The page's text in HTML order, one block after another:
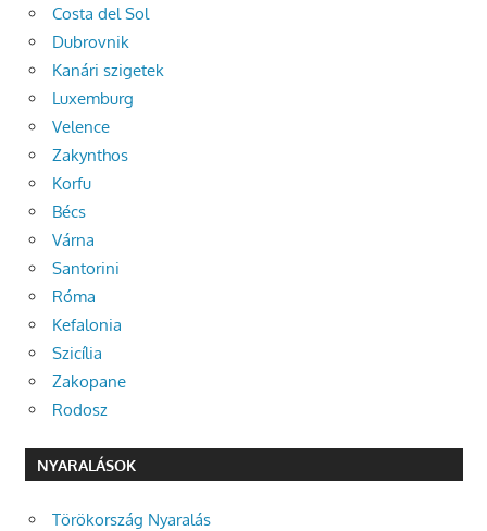
Costa del Sol
Dubrovnik
Kanári szigetek
Luxemburg
Velence
Zakynthos
Korfu
Bécs
Várna
Santorini
Róma
Kefalonia
Szicília
Zakopane
Rodosz
NYARALÁSOK
Törökország Nyaralás